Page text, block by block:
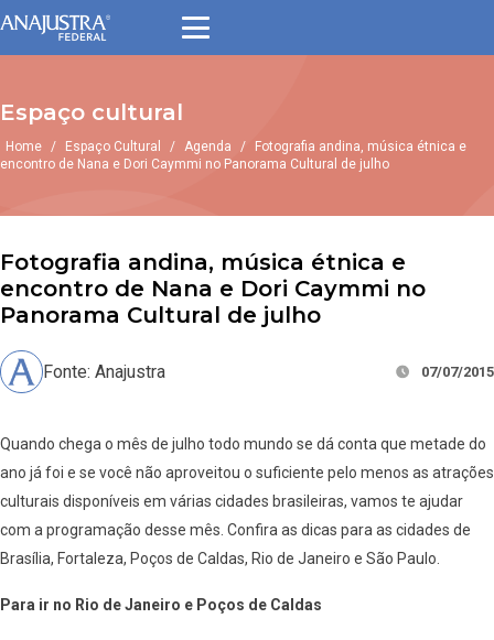
Espaço cultural
Home / Espaço Cultural / Agenda /
Fotografia andina, música étnica e
encontro de Nana e Dori Caymmi no Panorama Cultural de julho
Fotografia andina, música étnica e
encontro de Nana e Dori Caymmi no
Panorama Cultural de julho
Fonte: Anajustra 07/07/2015
Quando chega o mês de julho todo mundo se dá conta que metade do
ano já foi e se você não aproveitou o suficiente pelo menos as atrações
culturais disponíveis em várias cidades brasileiras, vamos te ajudar
com a programação desse mês. Confira as dicas para as cidades de
Brasília, Fortaleza, Poços de Caldas, Rio de Janeiro e São Paulo.
Para ir no Rio de Janeiro e Poços de Caldas